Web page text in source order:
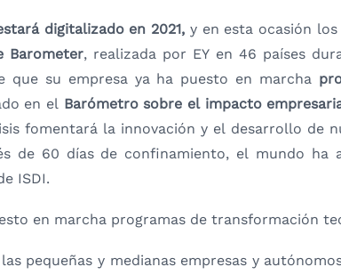
digitalizado en 2021, y en esta ocasión
Barometer, realizada por EY en 46 países
que su empresa ya ha puesto en marcha
en el Barómetro sobre el impacto
fomentará la innovación y el desarrollo de
de 60 días de confinamiento, el mundo ha
ISDI.
en marcha programas de transformación
pequeñas y medianas empresas y